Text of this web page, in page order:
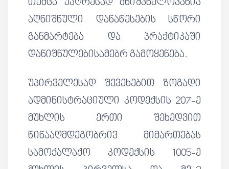
თუმცა უაღრესად მნიშვნელოვანია
აღნიშნული დანაწესების სწორი
განმარტება და პრაქტიკაში
დანიშნულებისამებრ გამოყენება.
უპირველესად შევეხებით ზოგადი
ადმინისტრაციული კოდექსის 207-ე
მუხლის ერთი შეხედვით
წინააღმდეგობრივ მიმართებას
სამოქალაქო კოდექსის 1005-ე